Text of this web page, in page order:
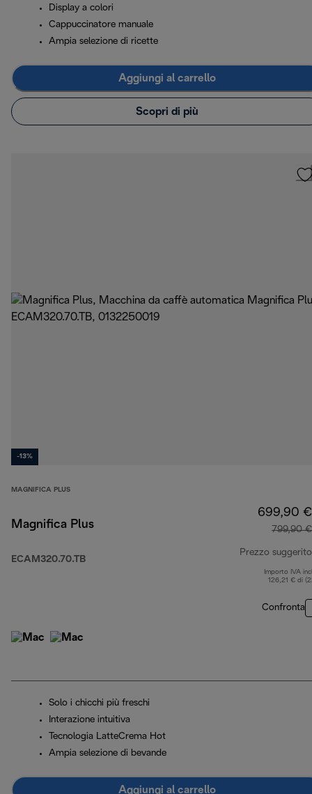
Display a colori
Cappuccinatore manuale
Ampia selezione di ricette
Aggiungi al carrello
Scopri di più
-13%
MAGNIFICA PLUS
Magnifica Plus
ECAM320.70.TB
699,90 €
799,90 €
Prezzo suggerito
Importo IVA
126,21 € di
Confronta
Solo i chicchi più freschi
Interazione intuitiva
Tecnologia LatteCrema Hot
Ampia selezione di bevande
Aggiungi al carrello